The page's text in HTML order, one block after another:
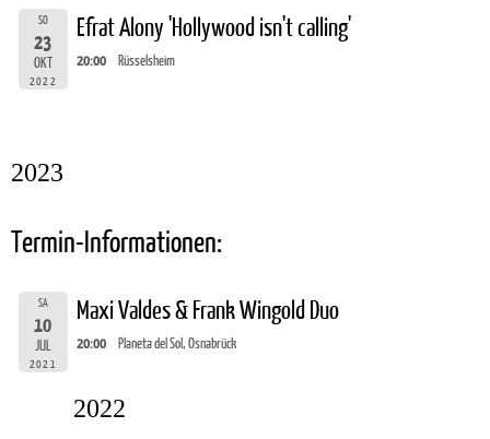
SO
23
OKT
2022
Efrat Alony 'Hollywood isn't calling'
20:00 Rüsselsheim
2023
Termin-Informationen:
SA
10
JUL
2021
Maxi Valdes & Frank Wingold Duo
20:00 Planeta del Sol, Osnabrück
2022